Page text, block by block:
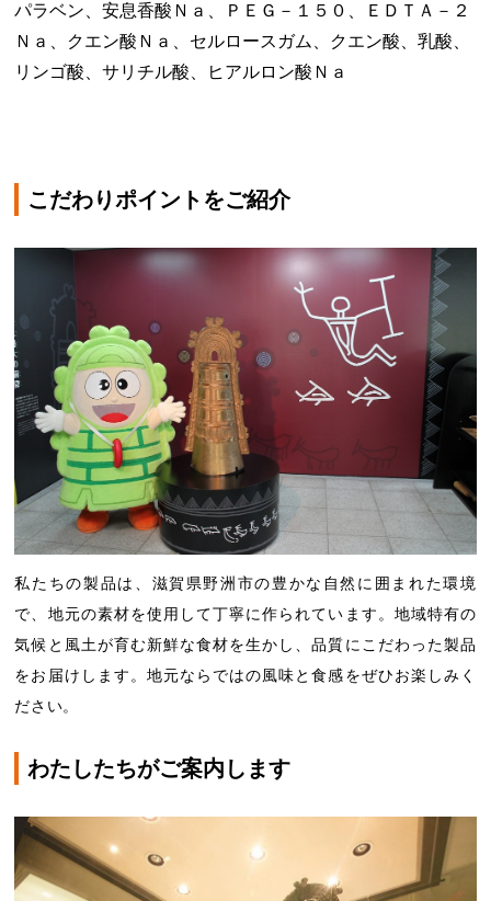
パラベン、安息香酸Ｎａ、ＰＥＧ－１５０、ＥＤＴＡ－２
Ｎａ、クエン酸Ｎａ、セルロースガム、クエン酸、乳酸、
リンゴ酸、サリチル酸、ヒアルロン酸Ｎａ
こだわりポイントをご紹介
私たちの製品は、滋賀県野洲市の豊かな自然に囲まれた環境
で、地元の素材を使用して丁寧に作られています。地域特有の
気候と風土が育む新鮮な食材を生かし、品質にこだわった製品
をお届けします。地元ならではの風味と食感をぜひお楽しみく
ださい。
わたしたちがご案内します